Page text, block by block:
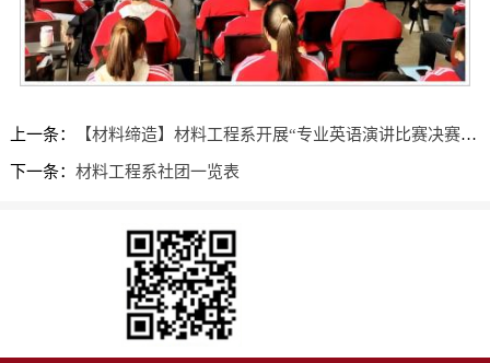
上一条： 【材料缔造】材料工程系开展“专业英语演讲比赛决赛”活动
下一条： 材料工程系社团一览表